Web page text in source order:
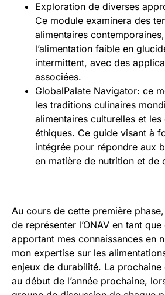
Exploration de diverses
Ce module examinera des
alimentaires
l’alimentation faible en
intermittent, avec des
associées.
GlobalPalate Navigator: ce
les traditions culinaires
alimentaires culturelles et
éthiques. Ce guide visant à
intégrée pour répondre aux
en matière de nutrition et de
Au cours de cette première phase,
de représenter l’ONAV en tant
apportant mes connaissances en
mon expertise sur les
enjeux de durabilité. La prochaine
au début de l’année prochaine,